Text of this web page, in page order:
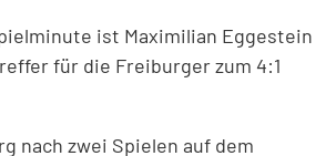
ist Maximilian Eggestein
für die Freiburger zum 4:1
nach zwei Spielen auf dem